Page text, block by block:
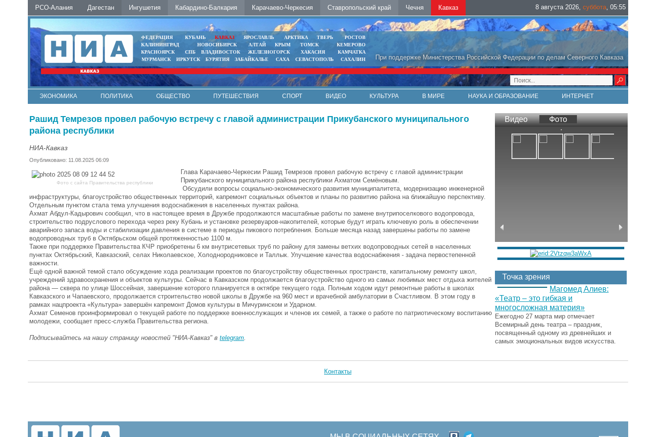
РСО-Алания Дагестан Ингушетия Кабардино-Балкария Карачаево-Черкесия Ставропольский край Чечня Кавказ 8 августа 2026, суббота, 05:55
При поддержке Министерства Российской Федерации по делам Северного Кавказа
ФЕДЕРАЦИЯ КУБАНЬ КАВКАЗ ЯРОСЛАВЛЬ АРКТИКА ТВЕРЬ
РОСТОВ
КАЛИНИНГРАД
НОВОСИБИРСК АЛТАЙ КРЫМ ТОМСК
КЕМЕРОВО
КРАСНОЯРСК
СПБ ВЛАДИВОСТОК ЖЕЛЕЗНОГОРСК ХАКАСИЯ
КАМЧАТКА
МУРМАНСК
ИРКУТСК БУРЯТИЯ ЗАБАЙКАЛЬЕ САХА СЕВАСТОПОЛЬ САХАЛИН
ЭКОНОМИКА ПОЛИТИКА ОБЩЕСТВО ПУТЕШЕСТВИЯ СПОРТ ВИДЕО КУЛЬТУРА В МИРЕ НАУКА И ОБРАЗОВАНИЕ
ИНТЕРНЕТ
Рашид Темрезов провел рабочую встречу с главой администрации Прикубанского муниципального
района республики
НИА-Кавказ
Опубликовано: 11.08.2025 06:09
Фото с сайта Правительства республики
Глава Карачаево-Черкесии Рашид Темрезов провел рабочую встречу с главой администрации
Прикубанского муниципального района республики Ахматом Семёновым.
Обсудили вопросы социально-экономического развития муниципалитета, модернизацию инженерной
инфраструктуры, благоустройство общественных территорий, капремонт социальных объектов и планы по развитию района на ближайшую перспективу.
Отдельным пунктом стала тема улучшения водоснабжения в населенных пунктах района.
Ахмат Абдул-Кадырович сообщил, что в настоящее время в Дружбе продолжаются масштабные работы по замене внутрипоселкового водопровода,
строительство подруслового перехода через реку Кубань и установке резервуаров-накопителей, которые будут играть ключевую роль в обеспечении
аварийного запаса воды и стабилизации давления в системе в периоды пикового потребления. Больше месяца назад завершены работы по замене
водопроводных труб в Октябрьском общей протяженностью 1100 м.
Также при поддержке Правительства КЧР приобретены 6 км внутрисетевых труб по району для замены ветхих водопроводных сетей в населенных
пунктах Октябрьский, Кавказский, селах Николаевское, Холоднородниковсе и Таллык. Улучшение качества водоснабжения - задача первостепенной
важности.
Ещё одной важной темой стало обсуждение хода реализации проектов по благоустройству общественных пространств, капитальному ремонту школ,
учреждений здравоохранения и объектов культуры. Сейчас в Кавказском продолжается благоустройство одного из самых любимых мест отдыха жителей
района — сквера по улице Шоссейная, завершение которого планируется в октябре текущего года. Полным ходом идут ремонтные работы в школах
Кавказского и Чапаевского, продолжается строительство новой школы в Дружбе на 960 мест и врачебной амбулатории в Счастливом. В этом году в
рамках нацпроекта «Культура» завершён капремонт Домов культуры в Мичуринском и Ударном.
Ахмат Семенов проинформировал о текущей работе по поддержке военнослужащих и членов их семей, а также о работе по патриотическому воспитанию
молодежи, сообщает пресс-служба Правительства региона.
Подписывайтесь на нашу страницу новостей "НИА-Кавказ" в telegram
Видео Фото
Точка зрения
Магомед Алиев:
«Театр – это гибкая и
многосложная материя»
Ежегодно 27 марта мир отмечает
Всемирный день театра – праздник,
посвященный одному из древнейших и
самых эмоциональных видов искусства.
Контакты